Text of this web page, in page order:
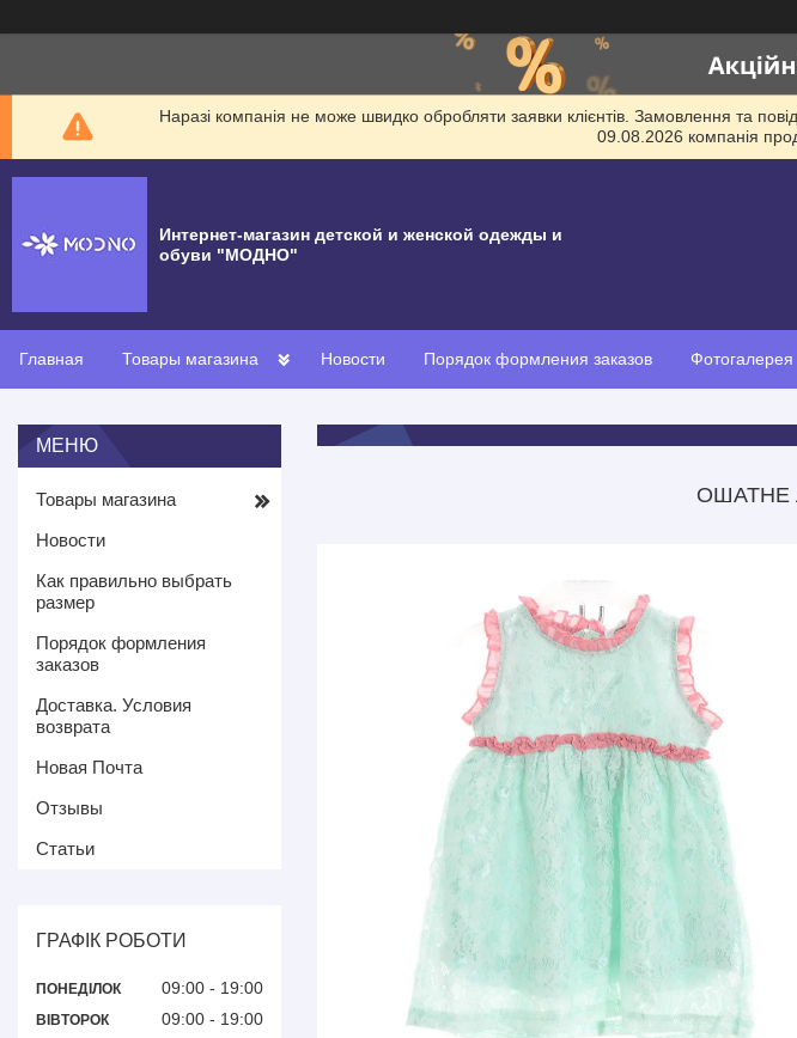
Наразі компанія не може швидко обробляти заявки клієнтів. Замовлення та
09.08.2026 компанія
Интернет-магазин детской и женской одежды и
обуви "МОДНО"
Главная Товары магазина Новости Порядок формления заказов Фотогалерея
ОШАТНЕ
Товары магазина
Новости
Как правильно выбрать
размер
Порядок формления
заказов
Доставка. Условия
возврата
Новая Почта
Отзывы
Статьи
ГРАФІК РОБОТИ
ПОНЕДІЛОК 09:00 19:00
ВІВТОРОК 09:00 19:00